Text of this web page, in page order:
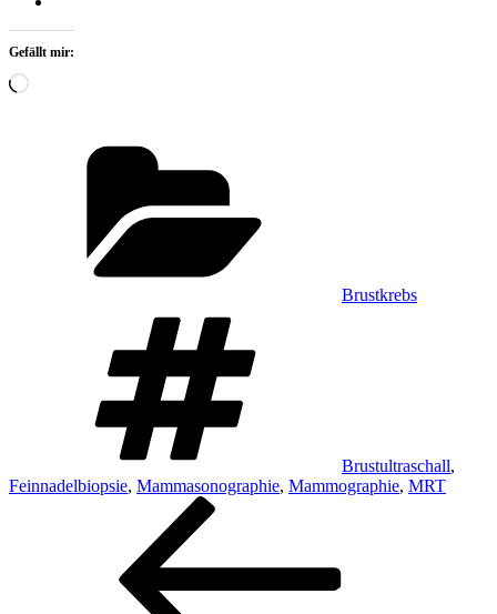
Gefällt mir:
Wird
Brustkrebs
Brustultraschall,
Feinnadelbiopsie, Mammasonographie, Mammographie, MRT
Beitragsnavigation